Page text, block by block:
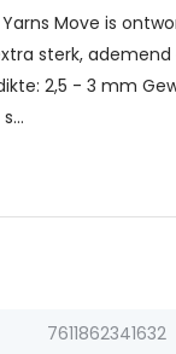
Move is
sterk,
2,5 - 3 mm
7611862341632